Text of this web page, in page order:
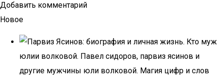
Добавить комментарий
Новое